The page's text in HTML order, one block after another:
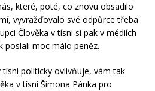
které, poté, co znovu obsadilo
vyvražďovalo své odpůrce třeba
Člověka v tísni si pak v médiích
poslali moc málo peněz.
politicky ovlivňuje, vám tak
v tísni Šimona Pánka pro